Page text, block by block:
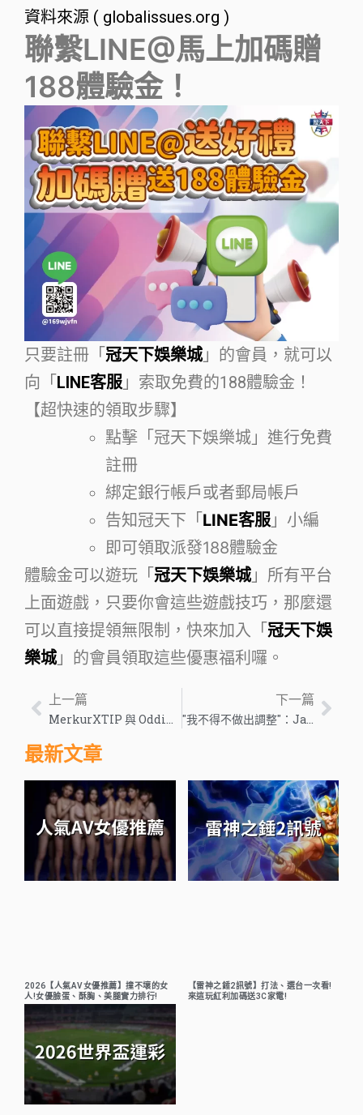
資料來源 ( globalissues.org )
聯繫LINE@馬上加碼贈
188體驗金！
只要註冊「 冠天下娛樂城」的會員，就可以
向「 LINE客服 」索取免費的188體驗金！
【超快速的領取步驟】
點擊「冠天下娛樂城」進行免費
註冊
綁定銀行帳戶或者郵局帳戶
告知冠天下「 LINE客服 」小編
即可領取派發188體驗金
體驗金可以遊玩「 冠天下娛樂城」所有平台
上面遊戲，只要你會這些遊戲技巧，那麼還
可以直接提領無限制，快來加入「 冠天下娛
樂城」的會員領取這些優惠福利囉。
上一篇 下一篇
最新文章
2026【人氣AV女優推薦】撞不壞的女
人!女優臉蛋、酥胸、美腿實力排行!
【雷神之錘2訊號】打法、選台一次看!
來這玩紅利加碼送3C家電!